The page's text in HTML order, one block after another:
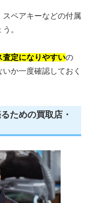
ペアキーなどの付属
。
査定になりやすいの
か一度確認しておく
ための買取店・